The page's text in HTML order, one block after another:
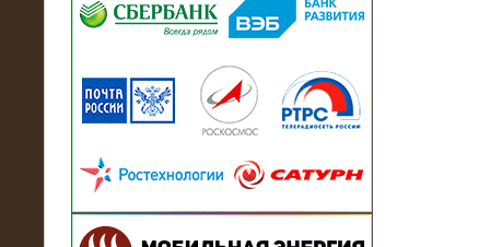
Активно-реактивные нагрузочные
модули 15 МВт (21,5 МВА) На Кубок
конфедераций